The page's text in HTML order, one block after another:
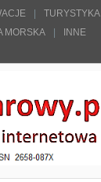
TURYSTYKA
MORSKA
INNE